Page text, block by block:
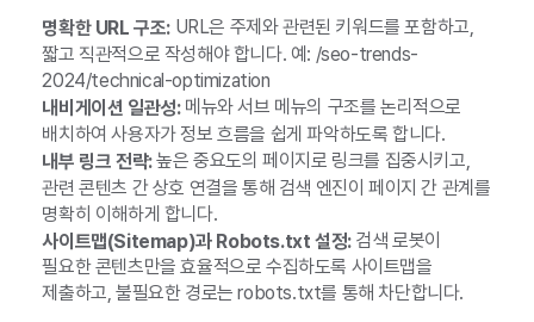
명확한 URL 구조:URL은 주제와 관련된 키워드를 포함하고,
짧고 직관적으로 작성해야 합니다. 예: /seo-trends-
2024/technical-optimization
내비게이션 일관성:메뉴와 서브 메뉴의 구조를 논리적으로
배치하여 사용자가 정보 흐름을 쉽게 파악하도록 합니다.
내부 링크 전략:높은 중요도의 페이지로 링크를 집중시키고,
관련 콘텐츠 간 상호 연결을 통해 검색 엔진이 페이지 간 관계를
명확히 이해하게 합니다.
사이트맵(Sitemap)과 Robots.txt 설정:검색 로봇이
필요한 콘텐츠만을 효율적으로 수집하도록 사이트맵을
제출하고, 불필요한 경로는 robots.txt를 통해 차단합니다.